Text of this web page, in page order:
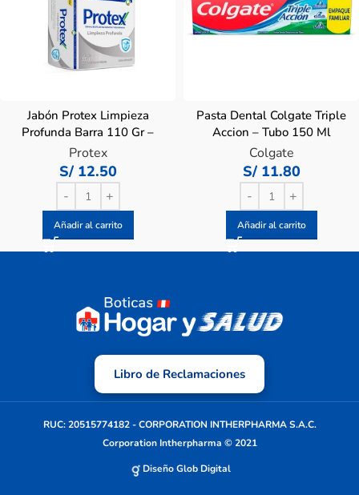
Jabón Protex Limpieza
Profunda Barra 110 Gr –
Tripack
Protex
S/12.50
Añadir al carrito
Pasta Dental Colgate Triple
Accion – Tubo 150 Ml
Colgate
S/11.80
Añadir al carrito
Libro de Reclamaciones
RUC: 20515774182 - CORPORATION INTHERPHARMA S.A.C.
Corporation Intherpharma © 2021
Diseño Glob Digital